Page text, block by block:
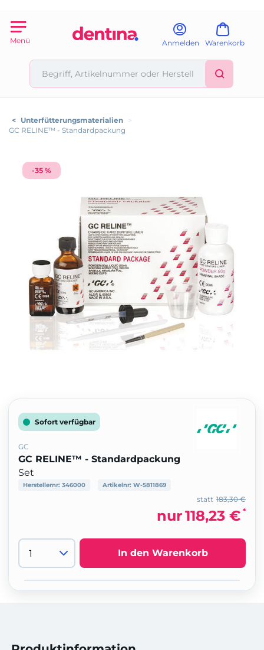
Menü Anmelden Warenkorb
< Unterfütterungsmaterialien >
GC RELINE™ - Standardpackung
-35 %
Sofort verfügbar
GC
GC RELINE™ - Standardpackung
Set
Herstellernr: 346000 Artikelnr: W-5811869
183,30 €
statt
nur118,23 € *
In den Warenkorb